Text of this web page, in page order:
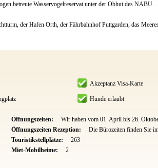
betreute Wasservogelreservat unter der Obhut des NABU.
der Hafen Orth, der Fährbahnhof Puttgarden, das
Akzeptanz Visa-Karte
Hunde erlaubt
Öffnungszeiten:
Wir haben vom 01. April bis 26.
Öffnungszeiten Rezeption:
Die Bürozeiten finden Sie
Touristikstellplätze:
263
Miet-Mobilheime:
2